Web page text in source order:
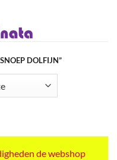
DOLFIJN”
de webshop